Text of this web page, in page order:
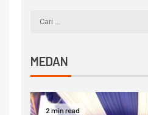
MEDAN
2 min read